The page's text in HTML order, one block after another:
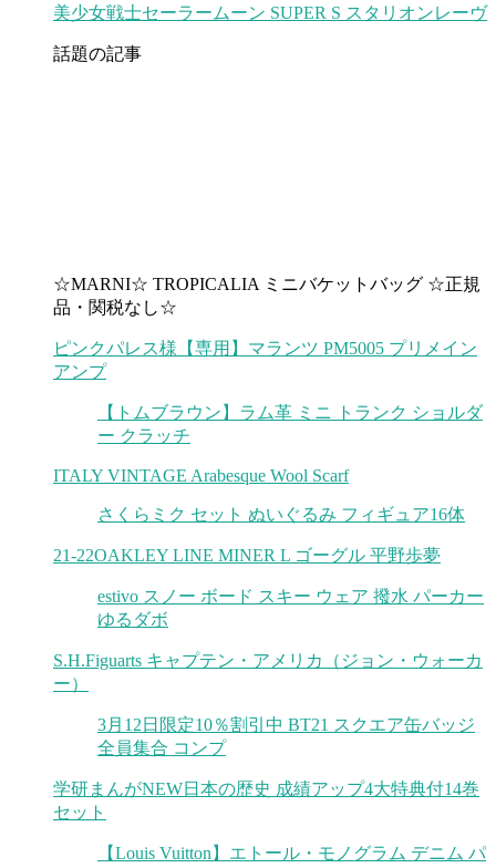
美少女戦士セーラームーン SUPER S スタリオンレーヴ
話題の記事
☆MARNI☆ TROPICALIA ミニバケットバッグ ☆正規
品・関税なし☆
ピンクパレス様【専用】マランツ PM5005 プリメイン
アンプ
【トムブラウン】ラム革 ミニ トランク ショルダ
ー クラッチ
ITALY VINTAGE Arabesque Wool Scarf
さくらミク セット ぬいぐるみ フィギュア16体
21-22OAKLEY LINE MINER L ゴーグル 平野歩夢
estivo スノー ボード スキー ウェア 撥水 パーカー
ゆるダボ
S.H.Figuarts キャプテン・アメリカ（ジョン・ウォーカ
ー）
3月12日限定10％割引中 BT21 スクエア缶バッジ
全員集合 コンプ
学研まんがNEW日本の歴史 成績アップ4大特典付14巻
セット
【Louis Vuitton】エトール・モノグラム デニム パ